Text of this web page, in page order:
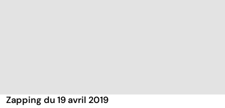
Zapping du 19 avril 2019